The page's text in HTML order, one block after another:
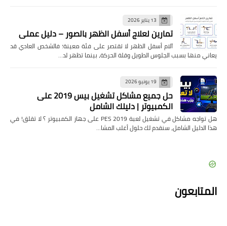
13 يناير 2026
تمارين لعلاج أسفل الظهر بالصور – دليل عملي
آلام أسفل الظهر لا تقتصر على فئة معينة؛ فالشخص العادي قد
يعاني منها بسبب الجلوس الطويل وقلة الحركة، بينما تظهر لد…
19 يونيو 2026
حل جميع مشاكل تشغيل بيس 2019 على
الكمبيوتر | دليلك الشامل
هل تواجه مشاكل في تشغيل لعبة PES 2019 على جهاز الكمبيوتر ؟ لا تقلق! في
هذا الدليل الشامل، سنقدم لك حلول أغلب المشا…
المتابعون